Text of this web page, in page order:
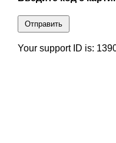
Отправить
Your support ID is: